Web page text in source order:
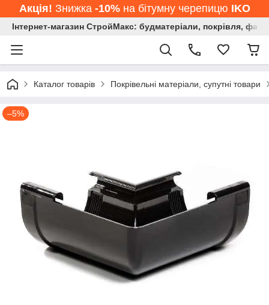
Акція! Знижка -10%на бітумну черепицю IKO
Інтернет-магазин СтройМакс: будматеріали, покрівля,
Каталог товарів Покрівельні матеріали, супутні товари
–5%